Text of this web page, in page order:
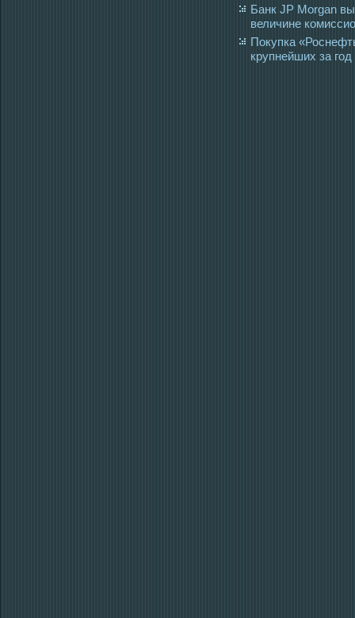
Банк JP Morgan
величине
Покупка
крупнейших за год